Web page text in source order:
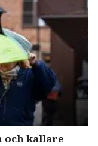
och kallare